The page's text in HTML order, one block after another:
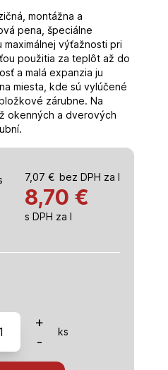
montážna a
pena, špeciálne
výťažnosti pri
použitia za teplôt až do
a malá expanzia ju
miesta, kde sú vylúčené
zárubne. Na
okenných a dverových
7,07 € bez DPH za l
8,70 €
s DPH za l
+
-
ks